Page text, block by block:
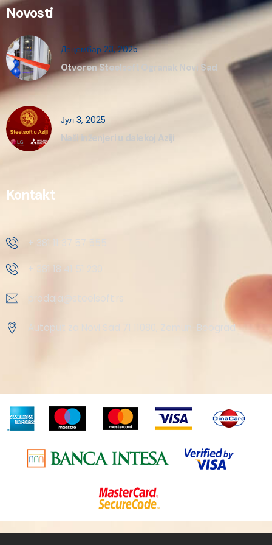
Novosti
Децембар 23, 2025
Otvoren Steelsoft Ogranak Novi Sad
Јул 3, 2025
Naši inženjeri u dalekoj Aziji
Kontakt
+ 381 11 37 57 555
+ 381 18 41 51 230
prodaja@steelsoft.rs
Autoput za Novi Sad 71 11080, Zemun-Beograd